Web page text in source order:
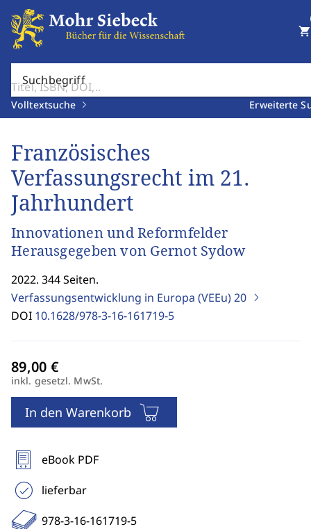
Suchbegriff
Volltextsuche Erweiterte
shopping_cart
Französisches
Verfassungsrecht im 21.
Jahrhundert
Innovationen und Reformfelder
Herausgegeben von Gernot Sydow
2022. 344 Seiten.
Verfassungsentwicklung in Europa (VEEu)20
DOI 10.1628/978-3-16-161719-5
inkl. gesetzl. MwSt.
In den Warenkorb
eBook PDF
lieferbar
978-3-16-161719-5